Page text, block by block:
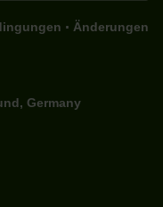
. Änderungen
Germany